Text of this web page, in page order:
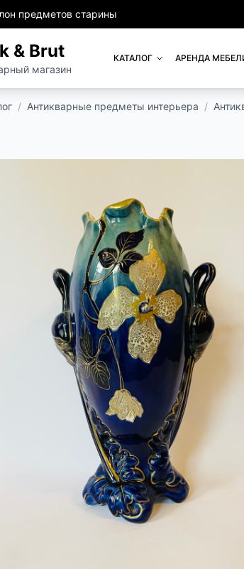
предметов старины
& Brut
магазин
КАТАЛОГ АРЕНДА
/ Антикварные предметы интерьера /